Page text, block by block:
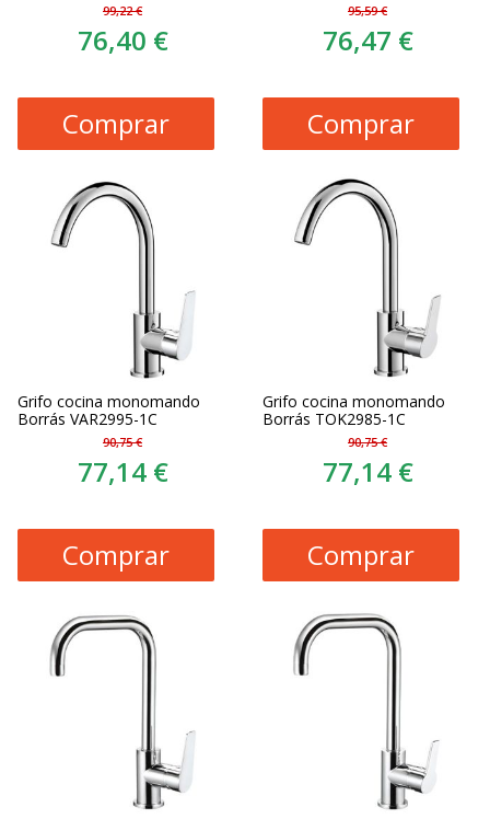
99,22 €
76,40 €
Comprar
95,59 €
76,47 €
Comprar
Grifo cocina monomando
Borrás VAR2995-1C
90,75 €
77,14 €
Comprar
Grifo cocina monomando
Borrás TOK2985-1C
90,75 €
77,14 €
Comprar